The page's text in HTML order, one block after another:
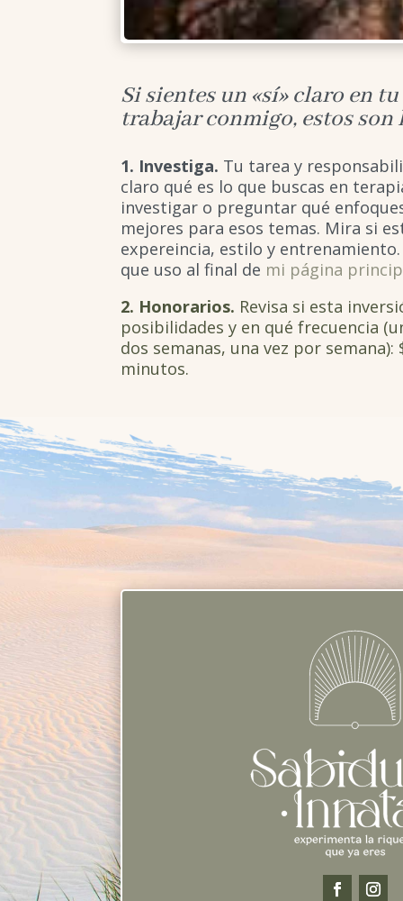
Si sientes un «sí» claro en
trabajar conmigo, estos son
1. Investiga. Tu tarea y
claro qué es lo que buscas en
investigar o preguntar qué
mejores para esos temas. Mira si
expereincia, estilo y
que uso al final de mi página
2. Honorarios. Revisa si esta
posibilidades y en qué frecuencia
dos semanas, una vez por semana):
minutos.